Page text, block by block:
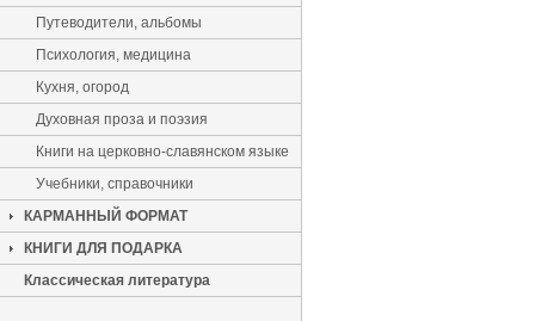
Путеводители, альбомы
Психология, медицина
Кухня, огород
Духовная проза и поэзия
Книги на церковно-славянском языке
Учебники, справочники
КАРМАННЫЙ ФОРМАТ
КНИГИ ДЛЯ ПОДАРКА
Классическая литература